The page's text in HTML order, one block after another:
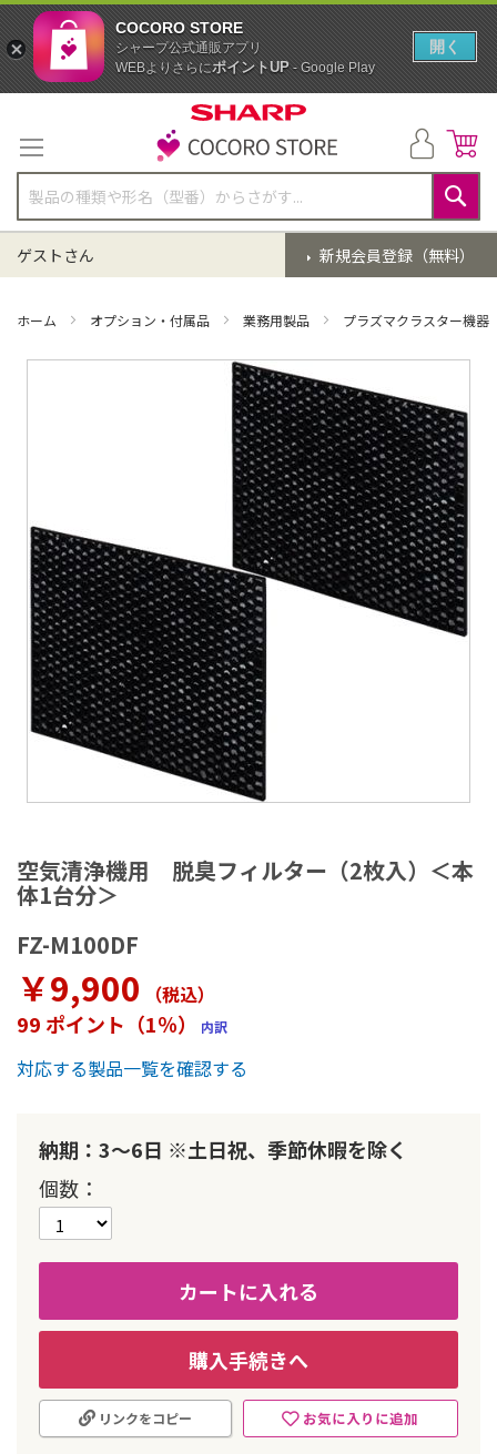
テ
ン
ツ
に
ス
キ
ッ
検
索
新規会員登録（無料）
ゲストさん
ホーム オプション・付属品 業務用製品 プラズマクラスター機器
空気清浄機用 脱臭フィルター（2枚入）＜本
体1台分＞
FZ-M100DF
￥9,900 （税込）
99 ポイント（1％） 内訳
対応する製品一覧を確認する
納期：3～6日 ※土日祝、季節休暇を除く
個数
カートに入れる
購入手続きへ
お気に入りに追加
リンクをコピー
リ
ー
の
最
後
に
移
動
す
る
メ
ー
ジ
ャ
リ
ー
の
最
初
動
る
COCORO STORE
シャープ公式通販アプリ
WEBよりさらにポイントUP- Google Play
開く